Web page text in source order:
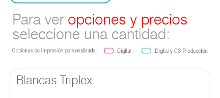
Para ver opciones y precios
seleccione una cantidad:
Blancas Triplex